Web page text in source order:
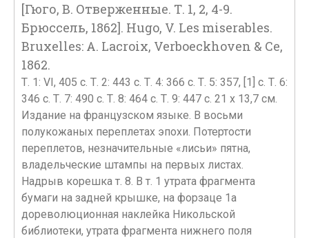
[Гюго, В. Отверженные. Т. 1, 2, 4-9.
Брюссель, 1862]. Hugo, V. Les miserables.
Bruxelles: A. Lacroix, Verboeckhoven & Ce,
1862.
Т. 1: VI, 405 c. Т. 2: 443 с. Т. 4: 366 с. Т. 5: 357, [1] с. Т. 6:
346 с. Т. 7: 490 с. Т. 8: 464 с. Т. 9: 447 с. 21 х 13,7 см.
Издание на французском языке. В восьми
полукожаных переплетах эпохи. Потертости
переплетов, незначительные «лисьи» пятна,
владельческие штампы на первых листах.
Надрыв корешка т. 8. В т. 1 утрата фрагмента
бумаги на задней крышке, на форзаце 1а
дореволюционная наклейка Никольской
библиотеки, утрата фрагмента нижнего поля